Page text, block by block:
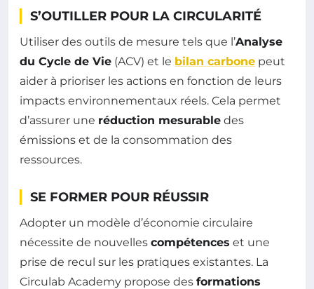
S’OUTILLER POUR LA CIRCULARITÉ
Utiliser des outils de mesure tels que l’Analyse
du Cycle de Vie (ACV) et le bilan carbone peut
aider à prioriser les actions en fonction de leurs
impacts environnementaux réels. Cela permet
d’assurer une réduction mesurable des
émissions et de la consommation des
ressources.
SE FORMER POUR RÉUSSIR
Adopter un modèle d’économie circulaire
nécessite de nouvelles compétences et une
prise de recul sur les pratiques existantes. La
Circulab Academy propose des formations